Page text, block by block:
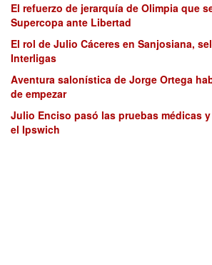
El refuerzo de jerarquía de Olimpia que
Supercopa ante Libertad
El rol de Julio Cáceres en Sanjosiana,
Interligas
Aventura salonística de Jorge Ortega
de empezar
Julio Enciso pasó las pruebas médicas
el Ipswich